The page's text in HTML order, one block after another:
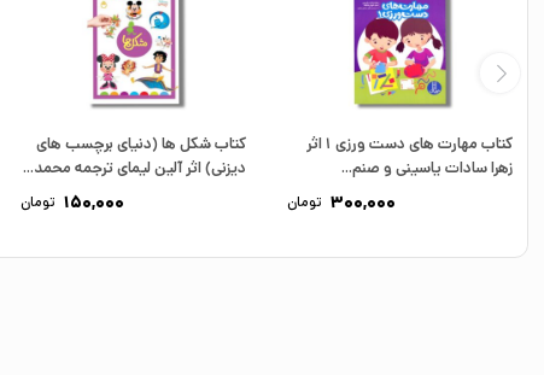
کتاب مهارت های دست ورزی 1 اثر
زهرا سادات یاسینی و صنم...
300,000 تومان
کتاب شکل ها (دنیای برچسب های
دیزنی) اثر آلین لیمای ترجمه محمد...
150,000 تومان